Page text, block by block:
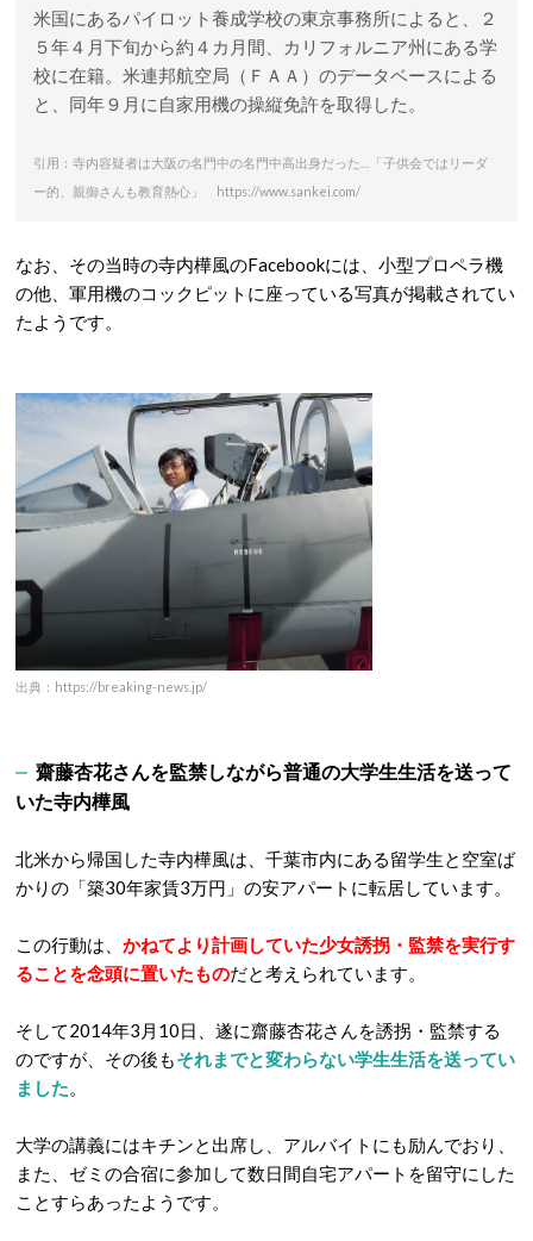
米国にあるパイロット養成学校の東京事務所によると、２
５年４月下旬から約４カ月間、カリフォルニア州にある学
校に在籍。米連邦航空局（ＦＡＡ）のデータベースによる
と、同年９月に自家用機の操縦免許を取得した。
引用：寺内容疑者は大阪の名門中の名門中高出身だった…「子供会ではリーダ
ー的、親御さんも教育熱心」 https://www.sankei.com/
なお、その当時の寺内樺風のFacebookには、小型プロペラ機
の他、軍用機のコックピットに座っている写真が掲載されてい
たようです。
出典：https://breaking-news.jp/
齋藤杏花さんを監禁しながら普通の大学生生活を送って
いた寺内樺風
北米から帰国した寺内樺風は、千葉市内にある留学生と空室ば
かりの「築30年家賃3万円」の安アパートに転居しています。
この行動は、 かねてより計画していた少女誘拐・監禁を実行す
ることを念頭に置いたものだと考えられています。
そして2014年3月10日、遂に齋藤杏花さんを誘拐・監禁する
のですが、その後もそれまでと変わらない学生生活を送ってい
ました。
大学の講義にはキチンと出席し、アルバイトにも励んでおり、
また、ゼミの合宿に参加して数日間自宅アパートを留守にした
ことすらあったようです。